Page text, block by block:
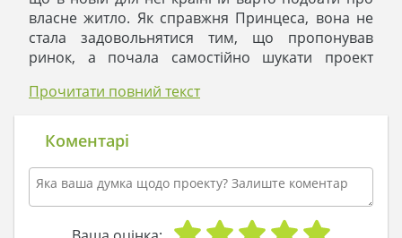
власне житло. Як справжня Принцеса, вона не
стала задовольнятися тим, що пропонував
ринок, а почала самостійно шукати проект
- Бачу, нині в моді - модерн, - думала вона,
будинок - її погляд впав на великий особняк
світло-сірого кольору. - Так, тут вітальня, їдальня,
спальні і навіть приміщення для сауни!
Відсьорбнувши чаю, вона продовжила
Прочитати повний текст
Коментарі